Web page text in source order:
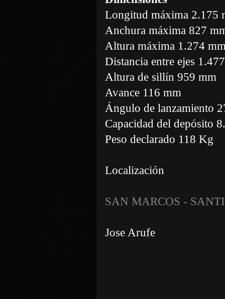
Longitud máxima 2.175
Anchura máxima 827
Altura máxima 1.274
Distancia entre ejes
Altura de sillín 959 mm
Avance 116 mm
Ángulo de lanzamiento
Capacidad del depósito
Peso declarado 118 Kg
Localización
SAN MARCOS -
Jose Arufe